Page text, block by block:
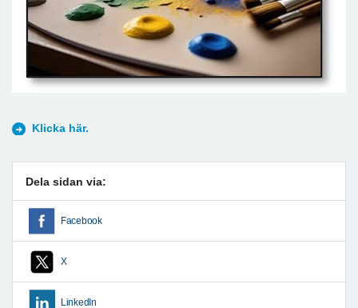
Klicka här.
Dela sidan via:
Facebook
X
LinkedIn